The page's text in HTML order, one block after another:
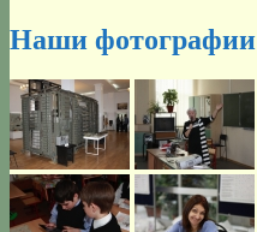
Наши фотографии